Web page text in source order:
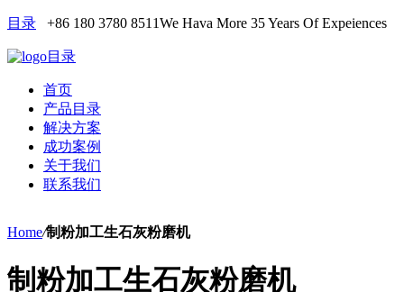
目录 +86 180 3780 8511We Hava More 35 Years Of Expeiences
目录
首页
产品目录
解决方案
成功案例
关于我们
联系我们
Home/制粉加工生石灰粉磨机
制粉加工生石灰粉磨机